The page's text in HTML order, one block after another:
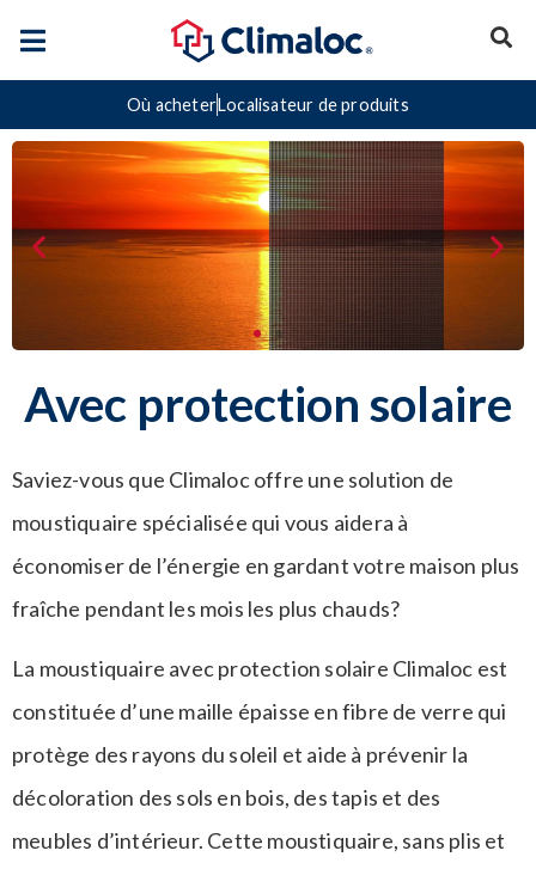
Où acheterLocalisateur de produits
Avec protection solaire
Saviez-vous que Climaloc offre une solution de
moustiquaire spécialisée qui vous aidera à
économiser de l’énergie en gardant votre maison plus
fraîche pendant les mois les plus chauds?
La moustiquaire avec protection solaire Climaloc est
constituée d’une maille épaisse en fibre de verre qui
protège des rayons du soleil et aide à prévenir la
décoloration des sols en bois, des tapis et des
meubles d’intérieur. Cette moustiquaire, sans plis et